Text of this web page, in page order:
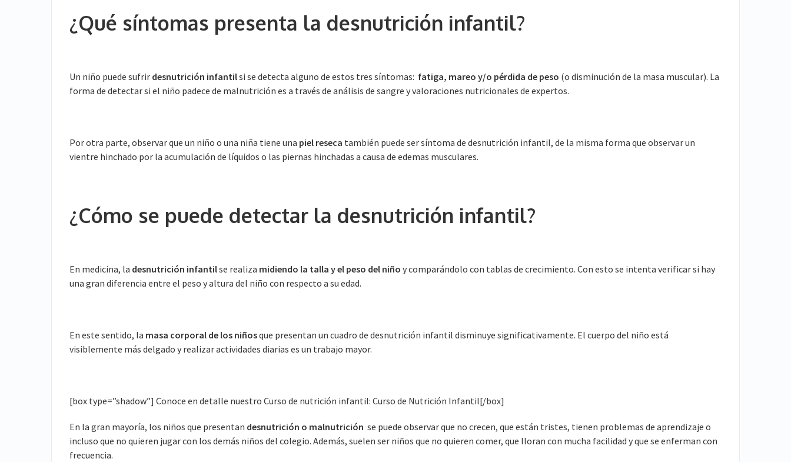
¿Qué síntomas presenta la desnutrición infantil?
Un niño puede sufrir desnutrición infantilsi se detecta alguno de estos tres síntomas: fatiga, mareo y/o pérdida de peso (o disminución de la masa muscular). La
forma de detectar si el niño padece de malnutrición es a través de análisis de sangre y valoraciones nutricionales de expertos.
Por otra parte, observar que un niño o una niña tiene una piel reseca también puede ser síntoma de desnutrición infantil, de la misma forma que observar un
vientre hinchado por la acumulación de líquidos o las piernas hinchadas a causa de edemas musculares.
¿Cómo se puede detectar la desnutrición infantil?
En medicina, la desnutrición infantilse realiza midiendo la talla y el peso del niño y comparándolo con tablas de crecimiento. Con esto se intenta verificar si hay
una gran diferencia entre el peso y altura del niño con respecto a su edad.
En este sentido, la masa corporal de los niñosque presentan un cuadro de desnutrición infantil disminuye significativamente. El cuerpo del niño está
visiblemente más delgado y realizar actividades diarias es un trabajo mayor.
[box type=”shadow”] Conoce en detalle nuestro Curso de nutrición infantil: Curso de Nutrición Infantil[/box]
En la gran mayoría, los niños que presentan desnutrición o malnutrición se puede observar que no crecen, que están tristes, tienen problemas de aprendizaje o
incluso que no quieren jugar con los demás niños del colegio. Además, suelen ser niños que no quieren comer, que lloran con mucha facilidad y que se enferman con
frecuencia.